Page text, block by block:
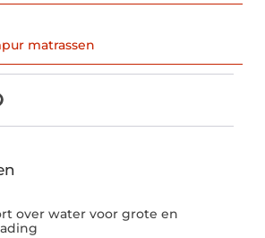
matrassen
over water voor grote en